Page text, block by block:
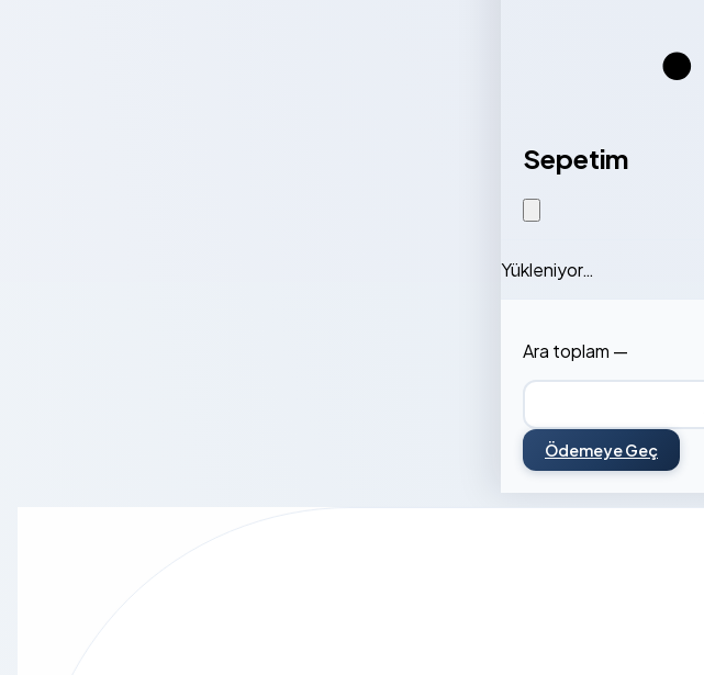
Sepetim
Yükleniyor…
Ara toplam —
Ödemeye Geç